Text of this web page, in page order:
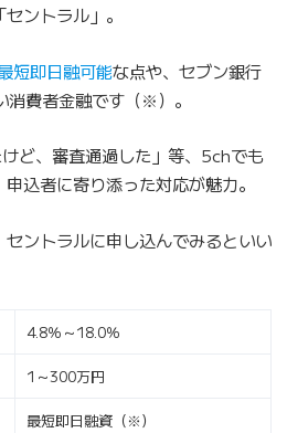
ントラル」。
短即日融可能な点や、セブン銀行
費者金融です（※）。
ど、審査通過した」等、5chでも
込者に寄り添った対応が魅力。
ントラルに申し込んでみるといい
4.8％～18.0％
1～300万円
最短即日融資（※）